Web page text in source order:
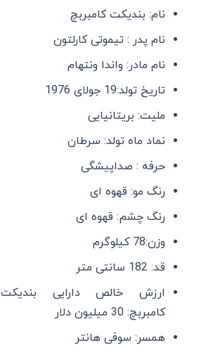
نام: بندیکت کامبربچ
نام پدر : تیموتی کارلتون
نام مادر: واندا ونتهام
تاریخ تولد:19 جولای 1976
ملیت: بریتانیایی
نماد ماه تولد: سرطان
حرفه : صداپیشگی
رنگ مو: قهوه‌ ای
رنگ چشم: قهوه ‌ای
وزن:78 کیلوگرم
قد: 182 سانتی متر
ارزش خالص دارایی بندیکت
کامبربچ: 30 میلیون دلار
همسر: سوفی هانتر